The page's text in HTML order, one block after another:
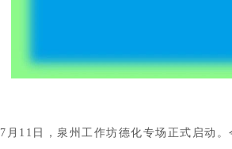
7月11日，泉州工作坊德化专场正式启动